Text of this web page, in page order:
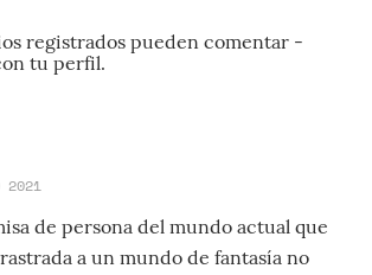
registrados pueden comentar -
tu perfil.
2021
de persona del mundo actual que
a un mundo de fantasía no